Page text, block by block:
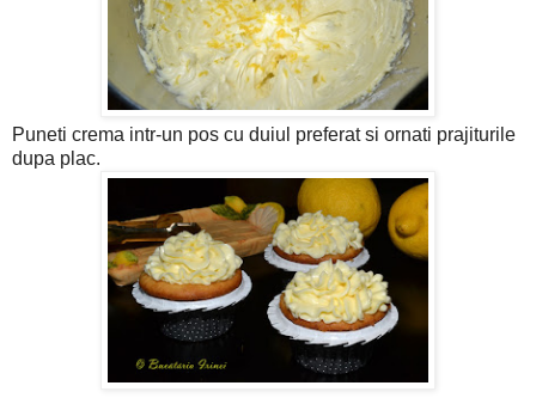
Puneti crema intr-un pos cu duiul preferat si ornati prajiturile
dupa plac.